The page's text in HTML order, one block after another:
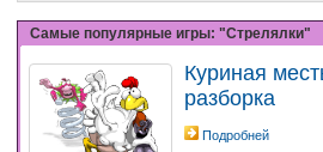
Самые популярные игры: "Стрелялки"
Куриная
разборка
Подробней